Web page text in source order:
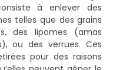
à enlever des
telles que des grains
des lipomes (amas
ou des verrues. Ces
pour des raisons